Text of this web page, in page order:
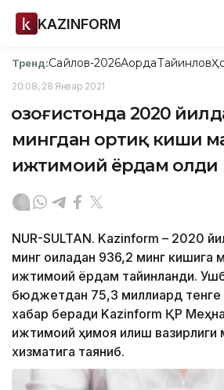
KAZINFORM
Тренд:Сайлов-2026АқордаТайинлов
20:08, 28 Январ 2021
Қозоғистонда 2020
мингдан ортиқ киши
ижтимоий ёрдам олди
NUR-SULTAN. Kazinform – 2020
минг оиладан 936,2 минг кишига
ижтимоий ёрдам тайинланди.
бюджетдан 75,3 миллиард
хабар беради Kazinform ҚР
ижтимоий ҳимоя қилиш вазирлиги
хизматига таяниб.